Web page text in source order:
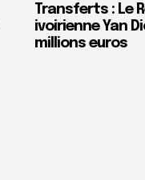
Transferts : Le
ivoirienne Yan
millions euros